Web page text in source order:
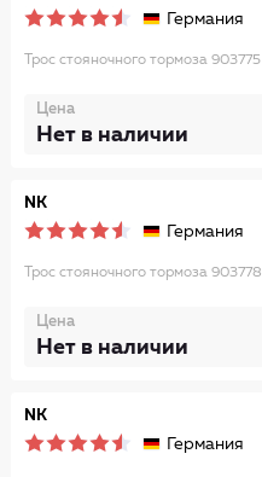
Германия
Трос стояночного тормоза 903775
Цена
Нет в наличии
NK
Германия
Трос стояночного тормоза 903778
Цена
Нет в наличии
NK
Германия